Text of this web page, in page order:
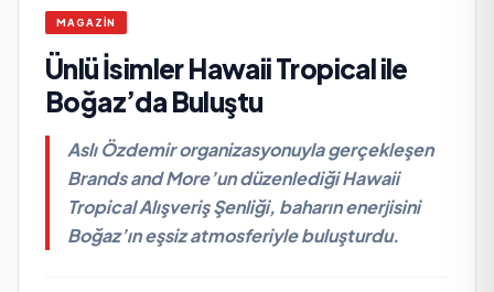
MAGAZİN
Ünlü İsimler Hawaii Tropical ile
Boğaz’da Buluştu
Aslı Özdemir organizasyonuyla gerçekleşen
Brands and More’un düzenlediği Hawaii
Tropical Alışveriş Şenliği, baharın enerjisini
Boğaz’ın eşsiz atmosferiyle buluşturdu.